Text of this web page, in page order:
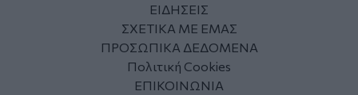
ΕΙΔΗΣΕΙΣ
ΣΧΕΤΙΚΑ ΜΕ ΕΜΑΣ
ΠΡΟΣΩΠΙΚΑ ΔΕΔΟΜΕΝΑ
Πολιτική Cookies
ΕΠΙΚΟΙΝΩΝΙΑ